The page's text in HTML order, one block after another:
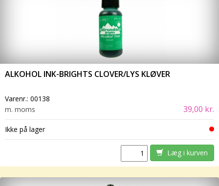
ALKOHOL INK-BRIGHTS CLOVER/LYS KLØVER
Varenr.: 00138
m. moms
39,00 kr.
Ikke på lager
Læg i kurven